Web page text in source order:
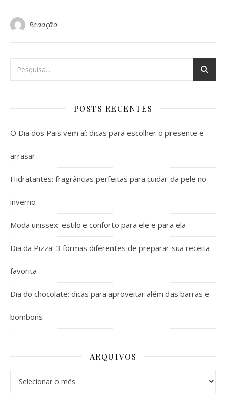
Redação
POSTS RECENTES
O Dia dos Pais vem aí: dicas para escolher o presente e
arrasar
Hidratantes: fragrâncias perfeitas para cuidar da pele no
inverno
Moda unissex: estilo e conforto para ele e para ela
Dia da Pizza: 3 formas diferentes de preparar sua receita
favorita
Dia do chocolate: dicas para aproveitar além das barras e
bombons
ARQUIVOS